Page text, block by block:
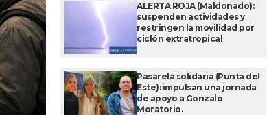
ALERTA ROJA (Maldonado):
suspenden actividades y
restringen la movilidad por
ciclón extratropical
Pasarela solidaria (Punta del
Este): impulsan una jornada
de apoyo a Gonzalo
Moratorio.